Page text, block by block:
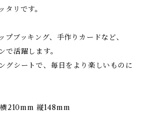
タリです。
プブッキング、手作りカードなど、
で活躍します。
グシートで、毎日をより楽しいものに
210mm 縦148mm